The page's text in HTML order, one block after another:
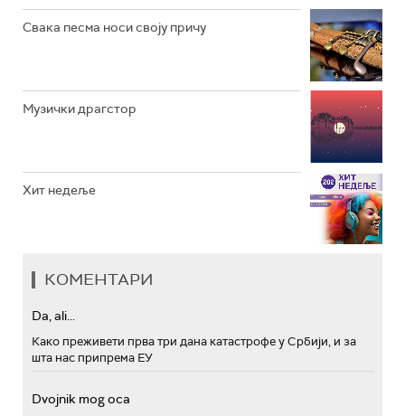
Свака песма носи своју причу
Музички драгстор
Хит недеље
КОМЕНТАРИ
Da, ali...
Како преживети прва три дана катастрофе у Србији, и за
шта нас припрема ЕУ
Dvojnik mog oca